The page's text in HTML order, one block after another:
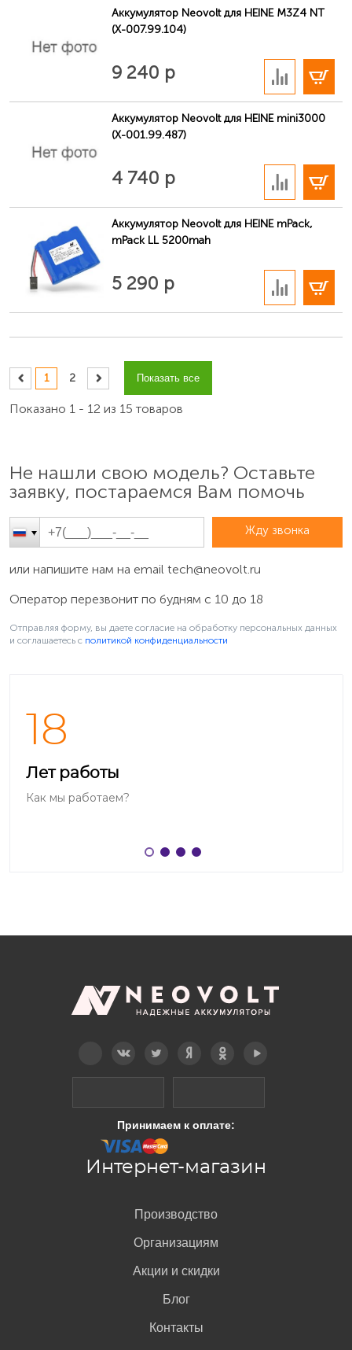
Аккумулятор Neovolt для HEINE M3Z4 NT
(X-007.99.104)
9 240 р
Аккумулятор Neovolt для HEINE mini3000
(X-001.99.487)
4 740 р
Аккумулятор Neovolt для HEINE mPack,
mPack LL 5200mah
5 290 р
Показать все
1 2
Показано 1 - 12 из 15 товаров
Не нашли свою модель? Оставьте
заявку, постараемся Вам помочь
Жду звонка
или напишите нам на email tech@neovolt.ru
Оператор перезвонит по будням с 10 до 18
Отправляя форму, вы даете согласие на обработку персональных данных
и соглашаетесь c политикой конфиденциальности
18
Лет работы
Как мы работаем?
Принимаем к оплате:
Интернет-магазин
Производство
Организациям
Акции и скидки
Блог
Контакты